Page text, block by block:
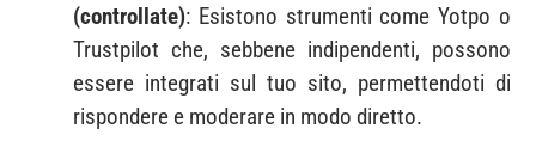
(controllate): Esistono strumenti come Yotpo o
Trustpilot che, sebbene indipendenti, possono
essere integrati sul tuo sito, permettendoti di
rispondere e moderare in modo diretto.